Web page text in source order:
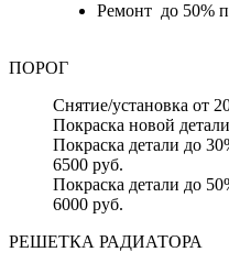
Ремонт до 50%
ПОРОГ
Снятие/установка от
Покраска новой
Покраска детали до
6500 руб.
Покраска детали до
6000 руб.
РЕШЕТКА РАДИАТОРА